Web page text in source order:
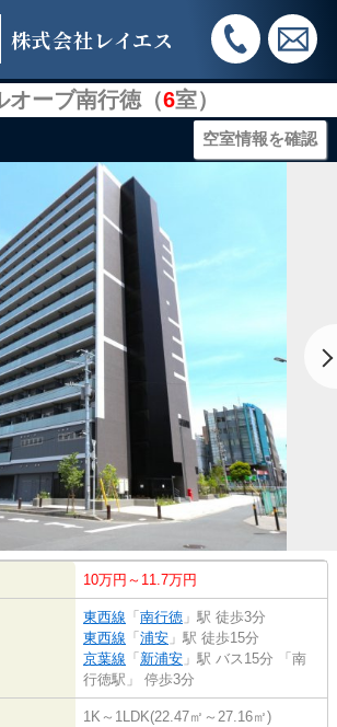
株式会社レイエス
オーブ南行徳（6室）
空室情報を確認
10万円～11.7万円
東西線 「 南行徳 」駅 徒歩3分
東西線 「 浦安 」駅 徒歩15分
京葉線 「 新浦安 」駅 バス15分 「南
行徳駅」 停歩3分
1K～1LDK(22.47㎡～27.16㎡)